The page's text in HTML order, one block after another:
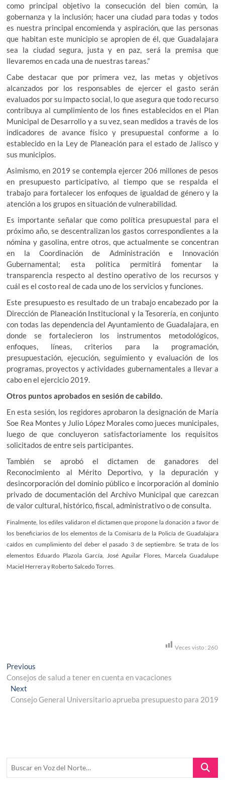
como principal objetivo la consecución del bien común, la
gobernanza y la inclusión; hacer una ciudad para todas y todos
es nuestra principal encomienda y aspiración, que las personas
que habitan este municipio se apropien de él, que Guadalajara
sea la ciudad segura, justa y en paz, será la premisa que
llevaremos en cada una de nuestras tareas.”
Cabe destacar que por primera vez, las metas y objetivos
alcanzados por los responsables de ejercer el gasto serán
evaluados por su impacto social, lo que asegura que todo recurso
contribuya al cumplimiento de los fines establecidos en el Plan
Municipal de Desarrollo y a su vez, sean medidos a través de los
indicadores de avance físico y presupuestal conforme a lo
establecido en la Ley de Planeación para el estado de Jalisco y
sus municipios.
Asimismo, en 2019 se contempla ejercer 206 millones de pesos
en presupuesto participativo, al tiempo que se respalda el
trabajo para fortalecer los enfoques de igualdad de género y la
atención a los grupos en situación de vulnerabilidad.
Es importante señalar que como política presupuestal para el
próximo año, se descentralizan los gastos correspondientes a la
nómina y gasolina, entre otros, que actualmente se concentran
en la Coordinación de Administración e Innovación
Gubernamental; esta política permitirá fomentar la
transparencia respecto al destino operativo de los recursos y
cuál es el costo real de cada uno de los servicios y funciones.
Este presupuesto es resultado de un trabajo encabezado por la
Dirección de Planeación Institucional y la Tesorería, en conjunto
con todas las dependencia del Ayuntamiento de Guadalajara, en
donde se fortalecieron los instrumentos metodológicos,
enfoques, líneas, criterios para la programación,
presupuestación, ejecución, seguimiento y evaluación de los
programas, proyectos y actividades gubernamentales a llevar a
cabo en el ejercicio 2019.
Otros puntos aprobados en sesión de cabildo.
En esta sesión, los regidores aprobaron la designación de María
Soe Rea Montes y Julio López Morales como jueces municipales,
luego de que concluyeron satisfactoriamente los requisitos
solicitados de entre seis participantes.
También se aprobó el dictamen de ganadores del
Reconocimiento al Mérito Deportivo, y la depuración y
desincorporación del dominio público e incorporación al dominio
privado de documentación del Archivo Municipal que carezcan
de valor cultural, histórico, fiscal, administrativo o de consulta.
Finalmente, los ediles validaron el dictamen que propone la donación a favor de
los beneficiarios de los elementos de la Comisaría de la Policía de Guadalajara
caídos en cumplimiento del deber el pasado 3 de septiembre. Se trata de los
elementos Eduardo Plazola García, José Aguilar Flores, Marcela Guadalupe
Maciel Herrera y Roberto Salcedo Torres.
Veces visto: 260
Navegación
de
entradas
Previous
post:
Consejos de salud a tener en cuenta en vacaciones
NextNext
post:
Consejo General Universitario aprueba presupuesto para 2019
Buscar